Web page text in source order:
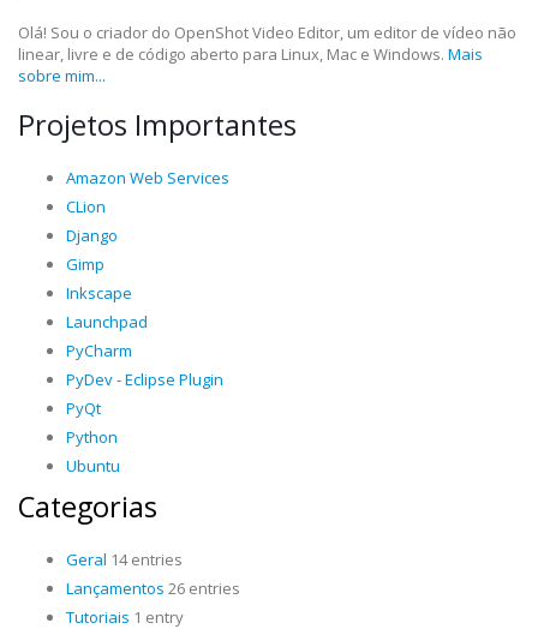
Olá! Sou o criador do OpenShot Video Editor, um editor de vídeo não
linear, livre e de código aberto para Linux, Mac e Windows. Mais
sobre mim...
Projetos Importantes
Amazon Web Services
CLion
Django
Gimp
Inkscape
Launchpad
PyCharm
PyDev - Eclipse Plugin
PyQt
Python
Ubuntu
Categorias
Geral 14 entries
Lançamentos 26 entries
Tutoriais 1 entry